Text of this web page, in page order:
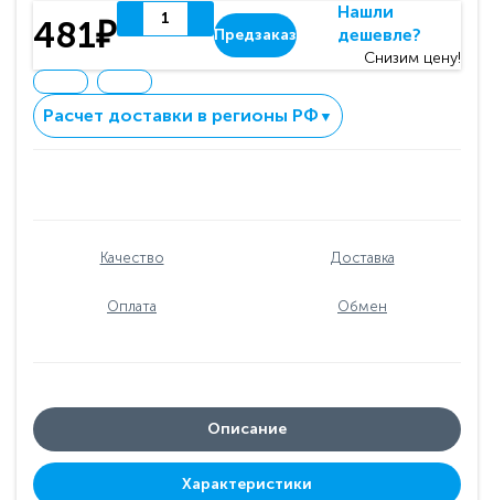
481₽ Предзаказ
Нашли
дешевле?
Снизим цену!
Расчет доставки в регионы РФ ▼
Качество Доставка
Оплата Обмен
Описание
Характеристики